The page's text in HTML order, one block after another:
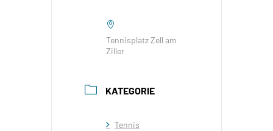
Tennisplatz Zell am
Ziller
KATEGORIE
Tennis